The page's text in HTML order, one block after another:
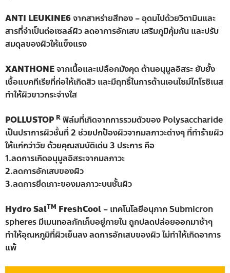
ANTI LEUKINE6จากสาหร่ายสีทอง – อุดมไปด้วยวิตามินและ
สารที่จำเป็นต่อเซลล์ผิว ลดอาการอักเสบ เสริมภูมิคุ้มกัน และปรับ
สมดุลของผิวให้แข็งแรง
XANTHONEจากเนื้อและเปลือกมังคุด ต้านอนุมูลอิสระ ยับยั้ง
เชื้อแบคทีเรียที่ก่อให้เกิดสิว และมีฤทธิ์ในการต้านเอนไซม์ไทโรซิเนส
ทำให้ผิวขาวกระจ่างใส
POLLUSTOP R ฟิล์มที่เกิดจากการรวมตัวของ Polysaccharide
เป็นปราการผิวชั้นที่ 2 ช่วยปกป้องผิวจากมลภาวะต่างๆ ที่ทำร้ายผิว
ให้แก่กว่าวัย ด้วยคุณสมบัติเด่น 3 ประการ คือ
1.ลดการเกิดอนุมูลอิสระจากมลภาวะ
2.ลดการอักเสบของผิว
3.ลดการยึดเกาะของมลภาวะบนชั้นผิว
Hydro SalTM FreshCool – เทคโนโลยีอนุภาค Submicron
spheres มีเมนทอลกักเก็บอยู่ภายใน ถูกปลดปล่อยออกมาช้าๆ
ทำให้อุณหภูมิที่ผิวเย็นลง ลดการอักเสบของผิว ไม่ทำให้เกิดอาการ
แพ้